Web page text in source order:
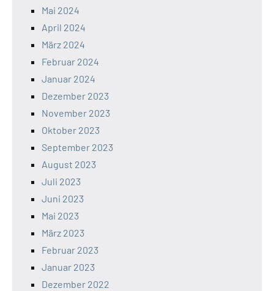
Mai 2024
April 2024
März 2024
Februar 2024
Januar 2024
Dezember 2023
November 2023
Oktober 2023
September 2023
August 2023
Juli 2023
Juni 2023
Mai 2023
März 2023
Februar 2023
Januar 2023
Dezember 2022